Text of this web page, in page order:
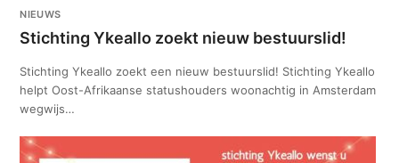
NIEUWS
Stichting Ykeallo zoekt nieuw bestuurslid!
Stichting Ykeallo zoekt een nieuw bestuurslid! Stichting Ykeallo
helpt Oost-Afrikaanse statushouders woonachtig in Amsterdam
wegwijs…